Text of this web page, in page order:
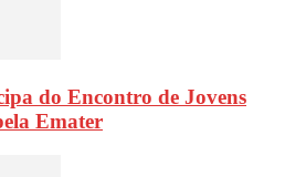
do Encontro de Jovens
Emater